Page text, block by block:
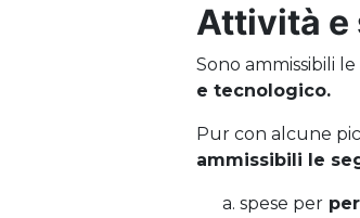
Attività e
Sono ammissibili
e tecnologico.
Pur con alcune
ammissibili le
spese per